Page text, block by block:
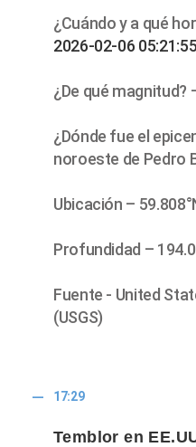
¿Cuándo y a qué
2026-02-06
¿De qué magnitud?
¿Dónde fue el
noroeste de Pedro
Ubicación –
Profundidad –
Fuente - United
(USGS)
17:29
Temblor en